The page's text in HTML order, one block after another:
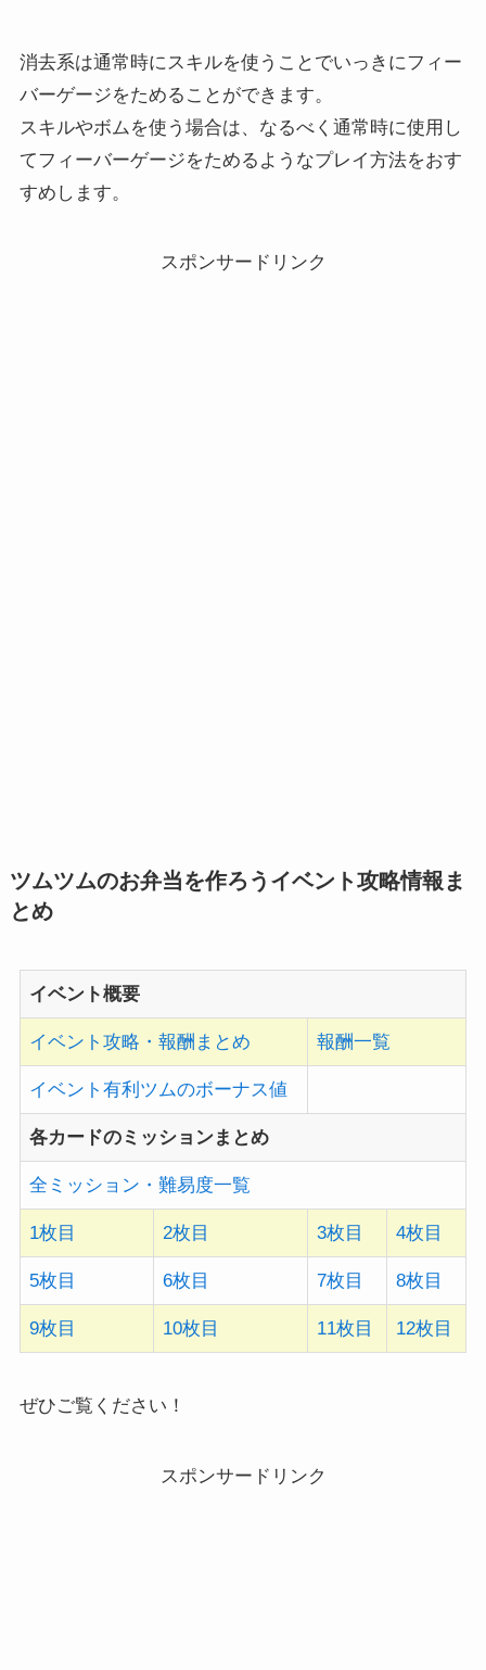
消去系は通常時にスキルを使うことでいっきにフィー
バーゲージをためることができます。
スキルやボムを使う場合は、なるべく通常時に使用し
てフィーバーゲージをためるようなプレイ方法をおす
すめします。
スポンサードリンク
ツムツムのお弁当を作ろうイベント攻略情報ま
とめ
イベント概要
イベント攻略・報酬まとめ 報酬一覧
イベント有利ツムのボーナス値
各カードのミッションまとめ
全ミッション・難易度一覧
1枚目 2枚目 3枚目 4枚目
5枚目 6枚目 7枚目 8枚目
9枚目 10枚目 11枚目 12枚目
ぜひご覧ください！
スポンサードリンク